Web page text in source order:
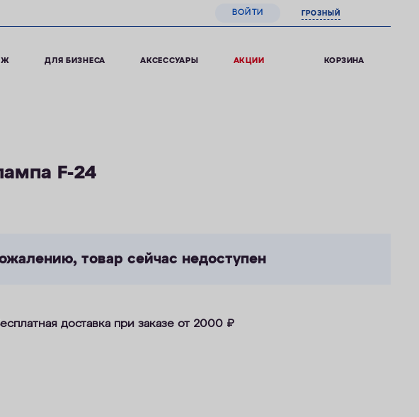
ВОЙТИ ГРОЗНЫЙ
ДЛЯ БИЗНЕСА АКСЕССУАРЫ АКЦИИ КОРЗИНА
F-24
товар сейчас недоступен
доставка при заказе от 2000 ₽